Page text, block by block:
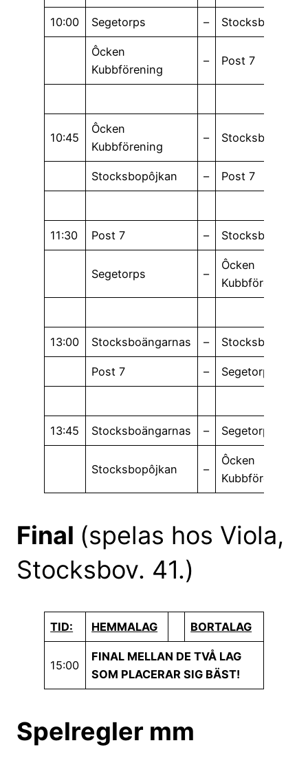
10:00 Segetorps – Stocksbopôjkan
Ôcken
Kubbförening
– Post 7
10:45
Ôcken
Kubbförening
–
Stocksbopôjkan – Post 7
11:30 Post 7 –
Segetorps –
Ôcken
Kubbförening
13:00 Stocksboängarnas – Stocksbopôjkan
Post 7 – Segetorps
13:45 Stocksboängarnas – Segetorps
Stocksbopôjkan –
Ôcken
Kubbförening
Final (spelas hos Viola,
Stocksbov. 41.)
TID: HEMMALAG BORTALAG
15:00
FINAL MELLAN DE TVÅ LAG
SOM PLACERAR SIG BÄST!
Spelregler mm